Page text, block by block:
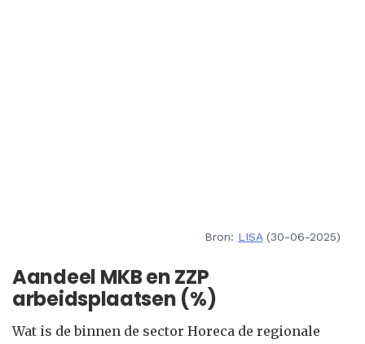
Bron: LISA(30-06-2025)
Aandeel MKB en ZZP
arbeidsplaatsen (%)
Wat is de binnen de sector Horeca de regionale